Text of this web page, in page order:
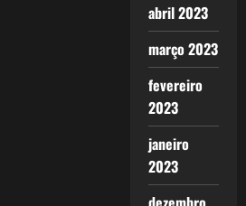
abril 2023
março 2023
fevereiro
2023
janeiro
2023